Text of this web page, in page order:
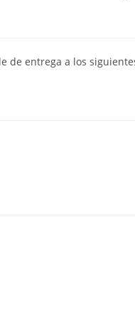
de entrega a los